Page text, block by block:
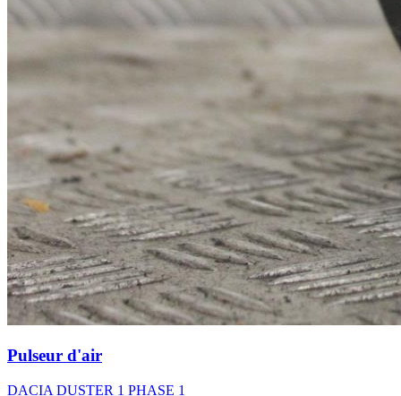
Pulseur d'air
DACIA DUSTER 1 PHASE 1